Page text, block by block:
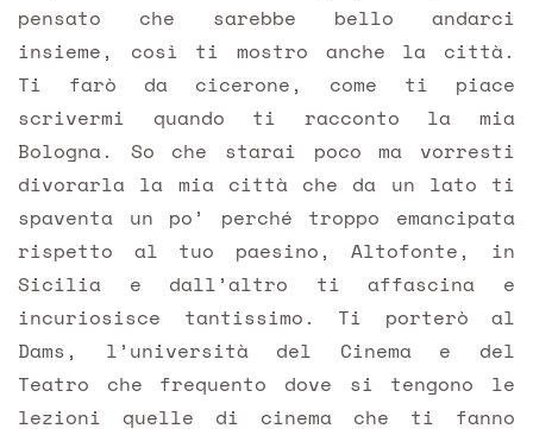
pensato che sarebbe bello andarci
insieme, così ti mostro anche la città.
Ti farò da cicerone, come ti piace
scrivermi quando ti racconto la mia
Bologna. So che starai poco ma vorresti
divorarla la mia città che da un lato ti
spaventa un po’ perché troppo emancipata
rispetto al tuo paesino, Altofonte, in
Sicilia e dall’altro ti affascina e
incuriosisce tantissimo. Ti porterò al
Dams, l’università del Cinema e del
Teatro che frequento dove si tengono le
lezioni quelle di cinema che ti fanno